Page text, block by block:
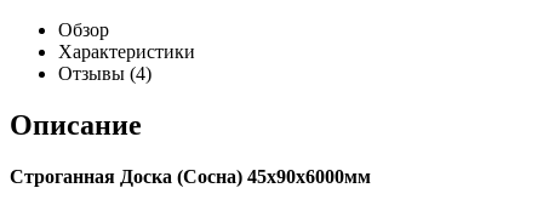
Обзор
Характеристики
Отзывы (4)
Описание
Строганная Доска (Сосна) 45х90х6000мм